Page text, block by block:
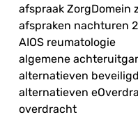
afspraak ZorgDomein
afspraken nachturen
AIOS reumatologie
algemene
alternatieven
alternatieven
overdracht